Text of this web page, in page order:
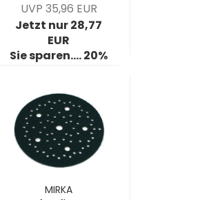
UVP 35,96 EUR
Jetzt nur 28,77
EUR
Sie sparen.... 20%
MIRKA